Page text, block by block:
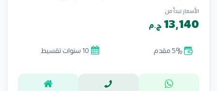
الأسعار تبدأ من
13,140 ج.م
5% مقدم 10 سنوات تقسيط